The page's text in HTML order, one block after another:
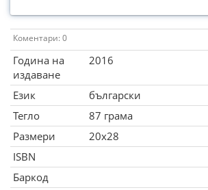
Коментари: 0
Година на
издаване
2016
Език
български
Тегло
87 грама
Размери
20x28
ISBN
Баркод